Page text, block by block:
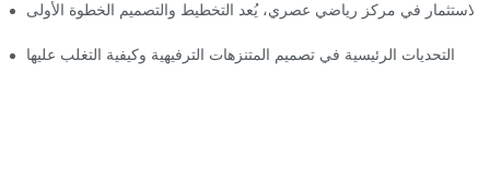
إعلان رسمي | نظرة أولى على تصميم ومراحل بناء
التحديات الرئيسية في تصميم المتنزهات الترفيهية وكيفية التغلب عليها